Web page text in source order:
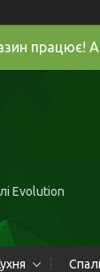
працює!
Evolution